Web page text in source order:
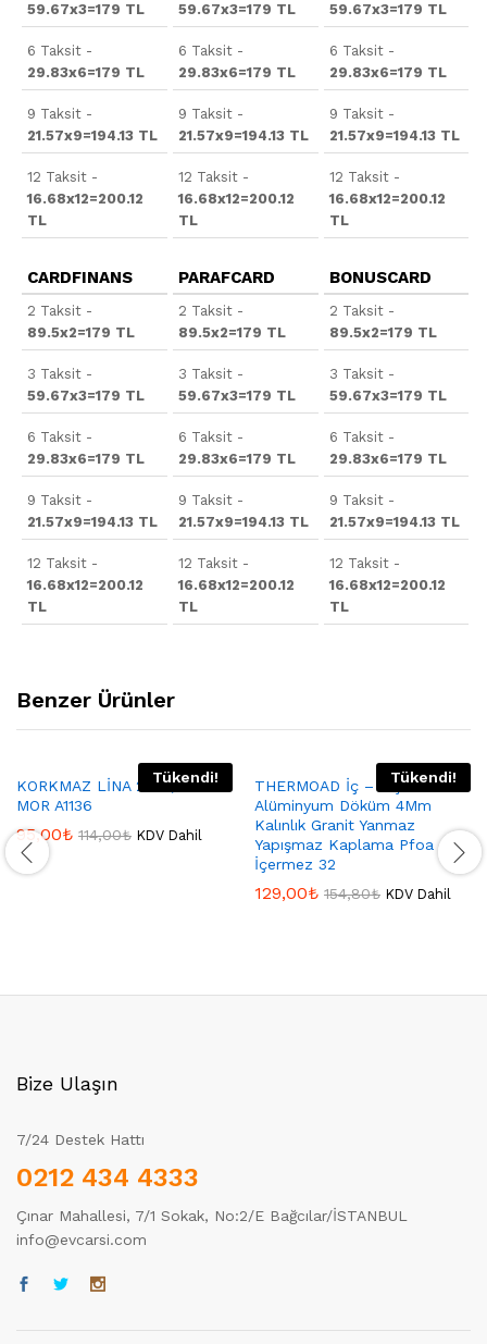
59.67x3=179 TL
6 Taksit -
29.83x6=179 TL
9 Taksit -
21.57x9=194.13 TL
12 Taksit -
16.68x12=200.12
TL
59.67x3=179 TL
6 Taksit -
29.83x6=179 TL
9 Taksit -
21.57x9=194.13 TL
12 Taksit -
16.68x12=200.12
TL
59.67x3=179 TL
6 Taksit -
29.83x6=179 TL
9 Taksit -
21.57x9=194.13 TL
12 Taksit -
16.68x12=200.12
TL
CARDFINANS
2 Taksit -
89.5x2=179 TL
3 Taksit -
59.67x3=179 TL
6 Taksit -
29.83x6=179 TL
9 Taksit -
21.57x9=194.13 TL
12 Taksit -
16.68x12=200.12
TL
PARAFCARD
2 Taksit -
89.5x2=179 TL
3 Taksit -
59.67x3=179 TL
6 Taksit -
29.83x6=179 TL
9 Taksit -
21.57x9=194.13 TL
12 Taksit -
16.68x12=200.12
TL
BONUSCARD
2 Taksit -
89.5x2=179 TL
3 Taksit -
59.67x3=179 TL
6 Taksit -
29.83x6=179 TL
9 Taksit -
21.57x9=194.13 TL
12 Taksit -
16.68x12=200.12
TL
Benzer Ürünler
Tükendi!
KORKMAZ LİNA 24X4,7 TAVA
MOR A1136
95,00₺ 114,00₺ KDV Dahil
Tükendi!
THERMOAD İç – Dış Granit
Alüminyum Döküm 4Mm
Kalınlık Granit Yanmaz
Yapışmaz Kaplama Pfoa
İçermez 32
129,00₺ 154,80₺ KDV Dahil
Bize Ulaşın
7/24 Destek Hattı
0212 434 4333
Çınar Mahallesi, 7/1 Sokak, No:2/E Bağcılar/İSTANBUL
info@evcarsi.com